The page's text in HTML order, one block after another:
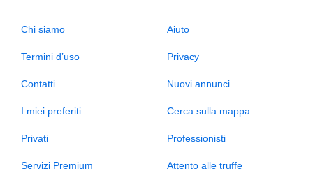
Chi siamo Aiuto
Termini d’uso Privacy
Contatti Nuovi annunci
I miei preferiti Cerca sulla mappa
Privati Professionisti
Servizi Premium Attento alle truffe